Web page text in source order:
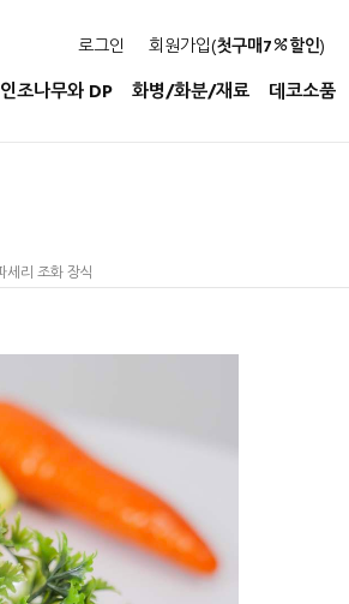
로그인 회원가입(첫구매7 할인)
인조나무와 DP 화병/화분/재료 데코소품
리 조화 장식